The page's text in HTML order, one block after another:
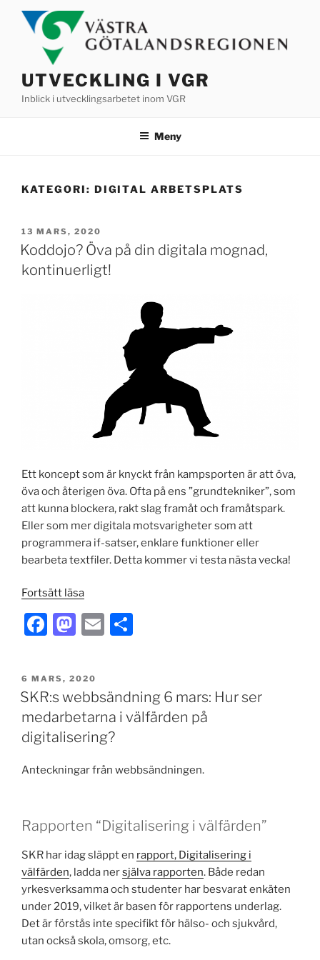
Hoppa
UTVECKLING I VGR
Inblick i utvecklingsarbetet inom VGR
Meny
KATEGORI: DIGITAL ARBETSPLATS
PUBLICERAT
13 MARS, 2020
Koddojo? Öva på din digitala mognad,
kontinuerligt!
Ett koncept som är knyckt från kampsporten är att öva,
öva och återigen öva. Ofta på ens ”grundtekniker”, som
att kunna blockera, rakt slag framåt och framåtspark.
Eller som mer digitala motsvarigheter som att
programmera if-satser, enklare funktioner eller
bearbeta textfiler. Detta kommer vi testa nästa vecka!
Fortsätt läsa”Koddojo?
på
mognad,
kontinuerligt!”
F
c
e
b
o
o
M
st
o
d
o
n
E
l
e
PUBLICERAT
6 MARS, 2020
SKR:s webbsändning 6 mars: Hur ser
medarbetarna i välfärden på
digitalisering?
Anteckningar från webbsändningen.
Rapporten “Digitalisering i välfärden”
SKR har idag släppt en rapport, Digitalisering i
välfärden, ladda nersjälva rapporten. Både redan
yrkesverksamma och studenter har besvarat enkäten
under 2019, vilket är basen för rapportens underlag.
Det är förstås inte specifikt för hälso- och sjukvård,
utan också skola, omsorg, etc.